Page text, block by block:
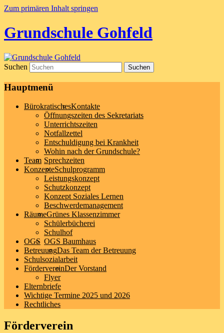
Zum primären Inhalt springen
Grundschule Gohfeld
Suchen
Hauptmenü
BürokratischesKontakte
Öffnungszeiten des Sekretariats
Unterrichtszeiten
Notfallzettel
Entschuldigung bei Krankheit
Wohin nach der Grundschule?
Team Sprechzeiten
KonzepteSchulprogramm
Leistungskonzept
Schutzkonzept
Konzept Soziales Lernen
Beschwerdemanagement
RäumeGrünes Klassenzimmer
Schülerbücherei
Schulhof
OGS OGS Baumhaus
BetreuungDas Team der Betreuung
Schulsozialarbeit
FördervereinDer Vorstand
Flyer
Elternbriefe
Wichtige Termine 2025 und 2026
Rechtliches
Förderverein